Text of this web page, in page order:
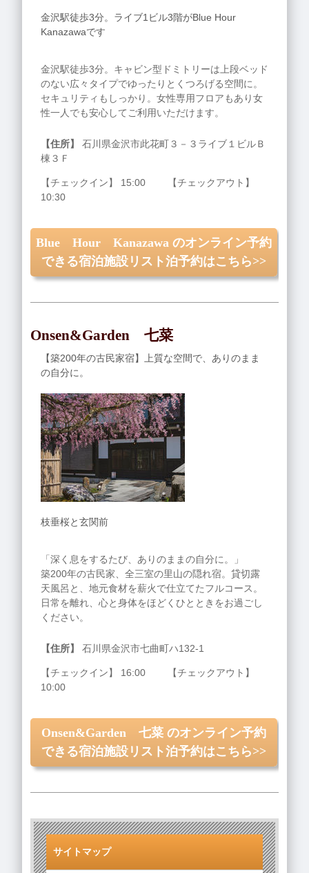
金沢駅徒歩3分。ライブ1ビル3階がBlue Hour
Kanazawaです
金沢駅徒歩3分。キャビン型ドミトリーは上段ベッド
のない広々タイプでゆったりとくつろげる空間に。
セキュリティもしっかり。女性専用フロアもあり女
性一人でも安心してご利用いただけます。
【住所】
石川県金沢市此花町３－３ライブ１ビルＢ
棟３Ｆ
【チェックイン】 15:00 【チェックアウト】
10:30
Blue Hour Kanazawa のオンライン予約
できる宿泊施設リスト泊予約はこちら>>
Onsen&Garden 七菜
【築200年の古民家宿】上質な空間で、ありのまま
の自分に。
枝垂桜と玄関前
「深く息をするたび、ありのままの自分に。」
築200年の古民家、全三室の里山の隠れ宿。貸切露
天風呂と、地元食材を薪火で仕立てたフルコース。
日常を離れ、心と身体をほどくひとときをお過ごし
ください。
【住所】 石川県金沢市七曲町ハ132‐1
【チェックイン】 16:00 【チェックアウト】
10:00
Onsen&Garden 七菜 のオンライン予約
できる宿泊施設リスト泊予約はこちら>>
サイトマップ